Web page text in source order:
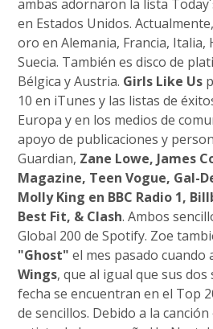
ambas adornaron la lista
en Estados Unidos.
oro en Alemania, Francia,
Suecia. También es disco de
Bélgica y Austria. Girls Like Us
10 en iTunes y las listas de
Europa y en los medios de
apoyo de publicaciones y
Guardian, Zane Lowe, James
Magazine, Teen Vogue, Gal-
Molly King en BBC Radio 1,
Best Fit, & Clash. Ambos
Global 200 de Spotify. Zoe
"Ghost" el mes pasado cuando
Wings, que al igual que sus dos
fecha se encuentran en el Top
de sencillos. Debido a la